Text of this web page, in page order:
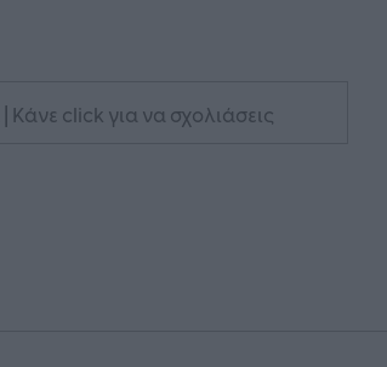
| Κάνε click για να σχολιάσεις